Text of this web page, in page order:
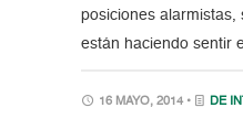
posiciones alarmistas,
están haciendo sentir
16 MAYO, 2014 • DE